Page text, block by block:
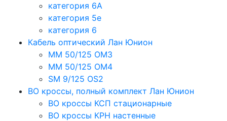
категория 6A
категория 5e
категория 6
Кабель оптический Лан Юнион
MM 50/125 OM3
MM 50/125 OM4
SM 9/125 OS2
ВО кроссы, полный комплект Лан Юнион
ВО кроссы КСП стационарные
ВО кроссы КРН настенные